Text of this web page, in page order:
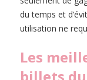
du temps et
utilisation ne
Les